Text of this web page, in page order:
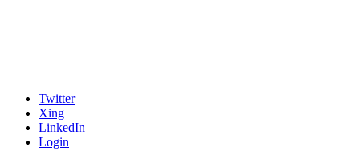
Twitter
Xing
LinkedIn
Login